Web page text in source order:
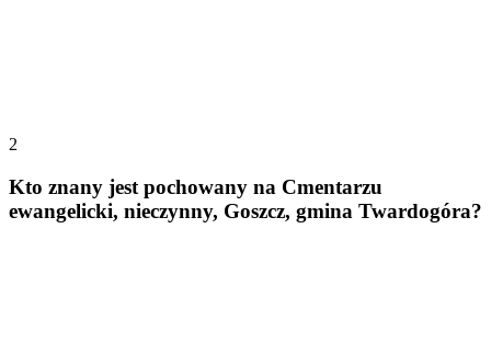
2
Kto znany jest pochowany na Cmentarzu
ewangelicki, nieczynny, Goszcz, gmina Twardogóra?